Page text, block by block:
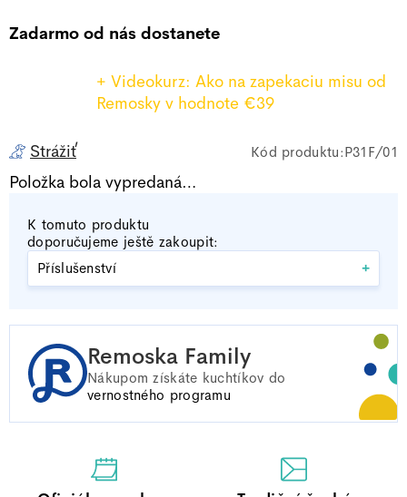
Zadarmo od nás dostanete
+ Videokurz: Ako na zapekaciu misu od
Remosky v hodnote €39
Strážiť P31F/01
Položka bola vypredaná…
K tomuto produktu
doporučujeme ještě zakoupit:
Příslušenství
+
Remoska Family
Nákupom získáte kuchtíkov do
vernostného programu